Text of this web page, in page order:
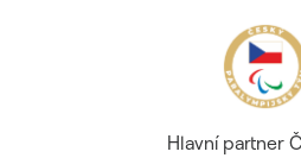
Hlavní partner